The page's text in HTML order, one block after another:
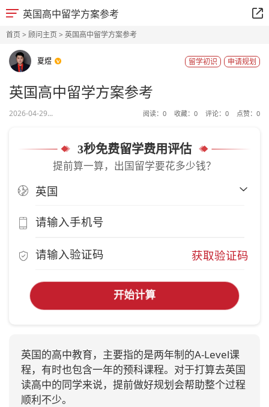
英国高中留学方案参考
首页> 顾问主页> 英国高中留学方案参考
夏煜 申请规划
留学初识
英国高中留学方案参考
2026-04-29... 阅读： 0 收藏： 0 评论： 0 点赞： 0
3秒免费留学费用评估
提前算一算，出国留学要花多少钱？
获取验证码
开始计算
英国的高中教育，主要指的是两年制的A-Level课
程，有时也包含一年的预科课程。对于打算去英国
读高中的同学来说，提前做好规划会帮助整个过程
顺利不少。